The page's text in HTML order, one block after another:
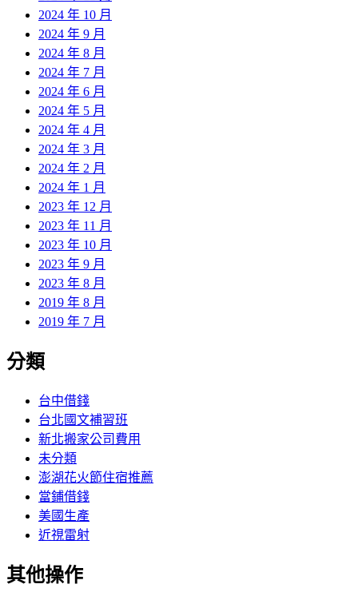
2024 年 10 月
2024 年 9 月
2024 年 8 月
2024 年 7 月
2024 年 6 月
2024 年 5 月
2024 年 4 月
2024 年 3 月
2024 年 2 月
2024 年 1 月
2023 年 12 月
2023 年 11 月
2023 年 10 月
2023 年 9 月
2023 年 8 月
2019 年 8 月
2019 年 7 月
分類
台中借錢
台北國文補習班
新北搬家公司費用
未分類
澎湖花火節住宿推薦
當鋪借錢
美國生產
近視雷射
其他操作